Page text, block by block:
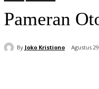
Pameran
By Joko Kristiono Agustus